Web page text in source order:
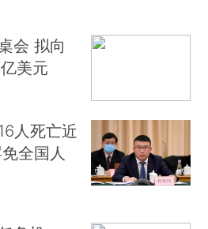
会 拟向
美元
人死亡近
全国人